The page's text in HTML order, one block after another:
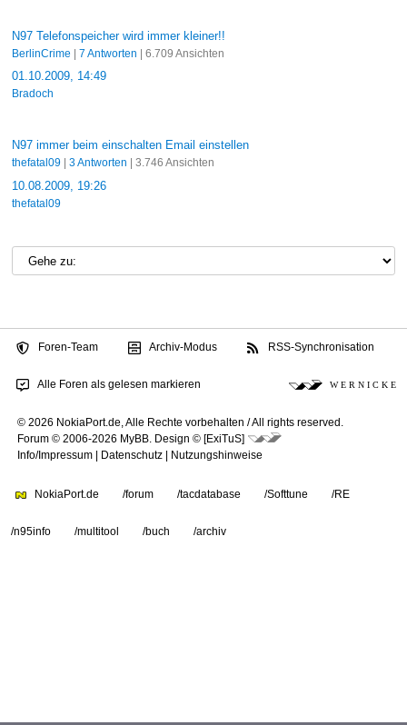
N97 Telefonspeicher wird immer kleiner!!
BerlinCrime 7 Antworten | 6.709 Ansichten
01.10.2009, 14:49
Bradoch
N97 immer beim einschalten Email einstellen
thefatal09| 3 Antworten | 3.746 Ansichten
10.08.2009, 19:26
thefatal09
Foren-Team Archiv-Modus RSS-Synchronisation
Alle Foren als gelesen markieren W E R N I C K E
© 2026 NokiaPort.de,Alle Rechte vorbehalten /All rights reserved.
Forum © 2006-2026 MyBB. Design © [ExiTuS]
Info/Impressum
Datenschutz Nutzungshinweise
NokiaPort.de /forum /tacdatabase /Softtune /RE
/n95info /multitool /buch /archiv